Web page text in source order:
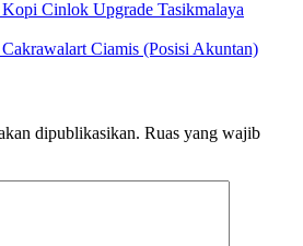
Cinlok Upgrade Tasikmalaya
Ciamis (Posisi Akuntan)
dipublikasikan. Ruas yang wajib